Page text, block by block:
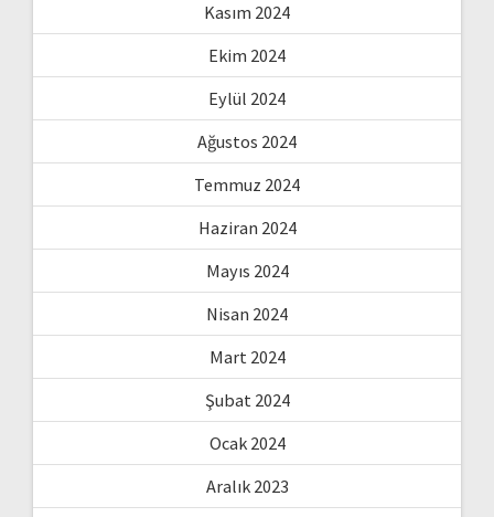
Kasım 2024
Ekim 2024
Eylül 2024
Ağustos 2024
Temmuz 2024
Haziran 2024
Mayıs 2024
Nisan 2024
Mart 2024
Şubat 2024
Ocak 2024
Aralık 2023